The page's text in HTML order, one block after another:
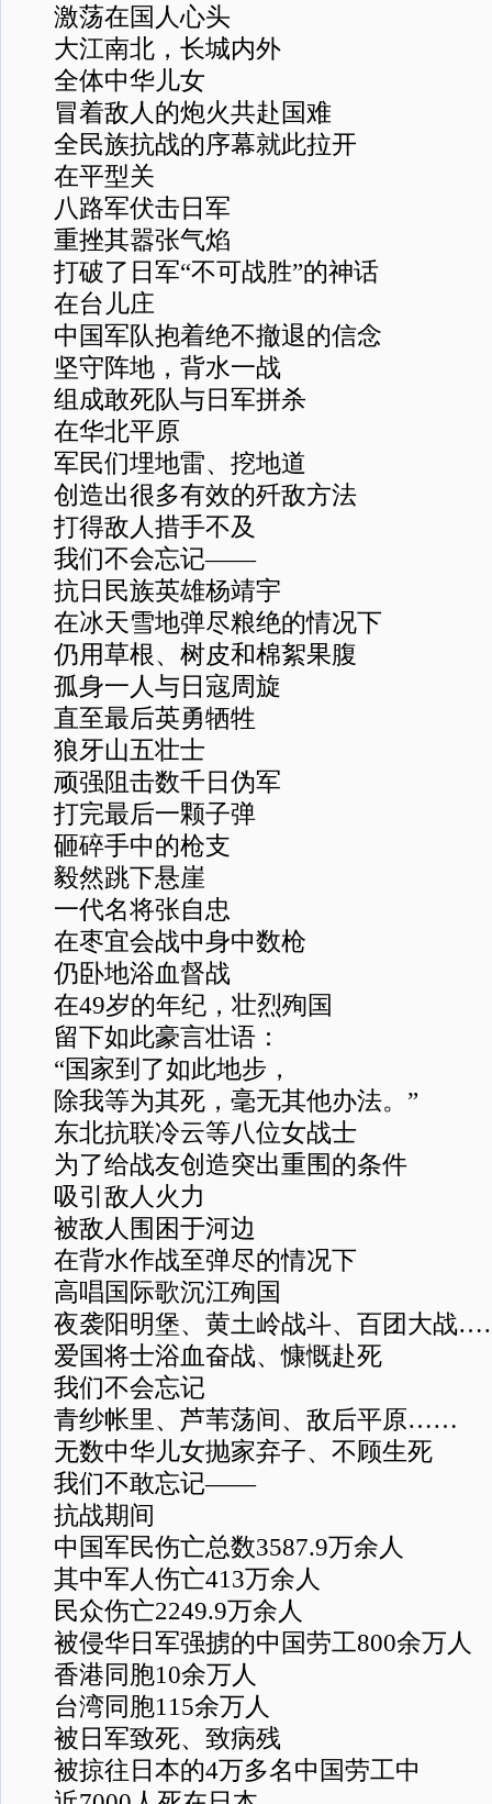
激荡在国人心头
大江南北，长城内外
全体中华儿女
冒着敌人的炮火共赴国难
全民族抗战的序幕就此拉开
在平型关
八路军伏击日军
重挫其嚣张气焰
打破了日军“不可战胜”的神话
在台儿庄
中国军队抱着绝不撤退的信念
坚守阵地，背水一战
组成敢死队与日军拼杀
在华北平原
军民们埋地雷、挖地道
创造出很多有效的歼敌方法
打得敌人措手不及
我们不会忘记——
抗日民族英雄杨靖宇
在冰天雪地弹尽粮绝的情况下
仍用草根、树皮和棉絮果腹
孤身一人与日寇周旋
直至最后英勇牺牲
狼牙山五壮士
顽强阻击数千日伪军
打完最后一颗子弹
砸碎手中的枪支
毅然跳下悬崖
一代名将张自忠
在枣宜会战中身中数枪
仍卧地浴血督战
在49岁的年纪，壮烈殉国
留下如此豪言壮语：
“国家到了如此地步，
除我等为其死，毫无其他办法。”
东北抗联冷云等八位女战士
为了给战友创造突出重围的条件
吸引敌人火力
被敌人围困于河边
在背水作战至弹尽的情况下
高唱国际歌沉江殉国
夜袭阳明堡、黄土岭战斗、百团大战
爱国将士浴血奋战、慷慨赴死
我们不会忘记
青纱帐里、芦苇荡间、敌后平原……
无数中华儿女抛家弃子、不顾生死
我们不敢忘记——
抗战期间
中国军民伤亡总数3587.9万余人
其中军人伤亡413万余人
民众伤亡2249.9万余人
被侵华日军强掳的中国劳工800余万人
香港同胞10余万人
台湾同胞115余万人
被日军致死、致病残
被掠往日本的4万多名中国劳工中